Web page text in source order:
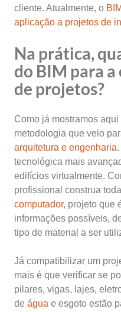
cliente. Atualmente, o BIM
aplicação a projetos de
Na prática,
do BIM para
de projetos?
Como já mostramos
metodologia que veio
arquitetura e engenharia
tecnológica mais
edifícios virtualmente.
profissional construa
computador, projeto que
informações possíveis,
tipo de material a ser
Já compatibilizar um
mais é que verificar se
pilares, vigas, lajes,
de água e esgoto estão